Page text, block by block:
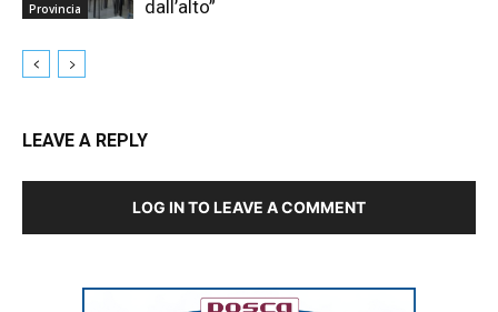
Provincia dall’alto”
LEAVE A REPLY
LOG IN TO LEAVE A COMMENT